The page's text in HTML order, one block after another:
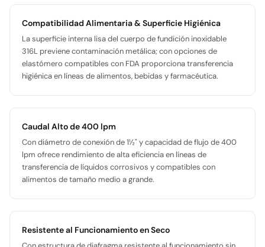
Compatibilidad Alimentaria & Superficie Higiénica
La superficie interna lisa del cuerpo de fundición inoxidable
316L previene contaminación metálica; con opciones de
elastómero compatibles con FDA proporciona transferencia
higiénica en líneas de alimentos, bebidas y farmacéutica.
Caudal Alto de 400 lpm
Con diámetro de conexión de 1½" y capacidad de flujo de 400
lpm ofrece rendimiento de alta eficiencia en líneas de
transferencia de líquidos corrosivos y compatibles con
alimentos de tamaño medio a grande.
Resistente al Funcionamiento en Seco